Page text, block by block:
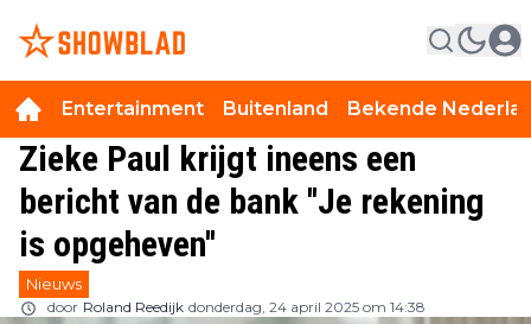
Entertainment Buitenland Bekende
Zieke Paul krijgt ineens een
bericht van de bank ''Je rekening
is opgeheven''
Nieuws
door Roland Reedijk donderdag, 24 april 2025 om 14:38